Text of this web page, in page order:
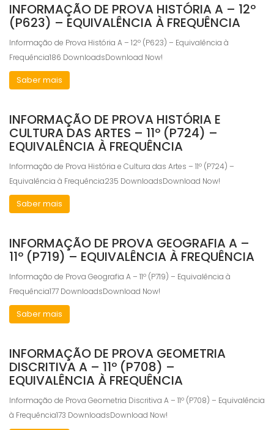
INFORMAÇÃO DE PROVA HISTÓRIA A – 12º
(P623) – EQUIVALÊNCIA À FREQUÊNCIA
Informação de Prova História A – 12º (P623) – Equivalência à
Frequência186 DownloadsDownload Now!
Saber mais
INFORMAÇÃO DE PROVA HISTÓRIA E
CULTURA DAS ARTES – 11º (P724) –
EQUIVALÊNCIA À FREQUÊNCIA
Informação de Prova História e Cultura das Artes – 11º (P724) –
Equivalência à Frequência235 DownloadsDownload Now!
Saber mais
INFORMAÇÃO DE PROVA GEOGRAFIA A –
11º (P719) – EQUIVALÊNCIA À FREQUÊNCIA
Informação de Prova Geografia A – 11º (P719) – Equivalência à
Frequência177 DownloadsDownload Now!
Saber mais
INFORMAÇÃO DE PROVA GEOMETRIA
DISCRITIVA A – 11º (P708) –
EQUIVALÊNCIA À FREQUÊNCIA
Informação de Prova Geometria Discritiva A – 11º (P708) – Equivalência
à Frequência173 DownloadsDownload Now!
personalized
content and